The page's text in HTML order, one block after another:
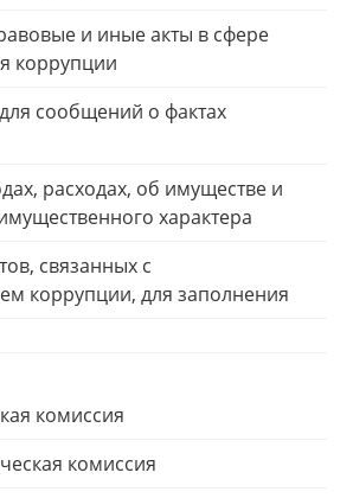
и иные акты в сфере
коррупции
сообщений о фактах
расходах, об имуществе и
характера
связанных с
коррупции, для заполнения
комиссия
комиссия